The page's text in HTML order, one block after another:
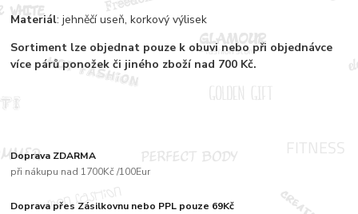
Doprava ZDARMA
při nákupu nad 1700Kč /100Eur
Doprava přes Zásilkovnu nebo PPL pouze 69Kč
Materiál: jehněčí useň, korkový výlisek
Sortiment lze objednat pouze k obuvi nebo při objednávce
více párůponožek či jiného zboží nad 700 Kč.